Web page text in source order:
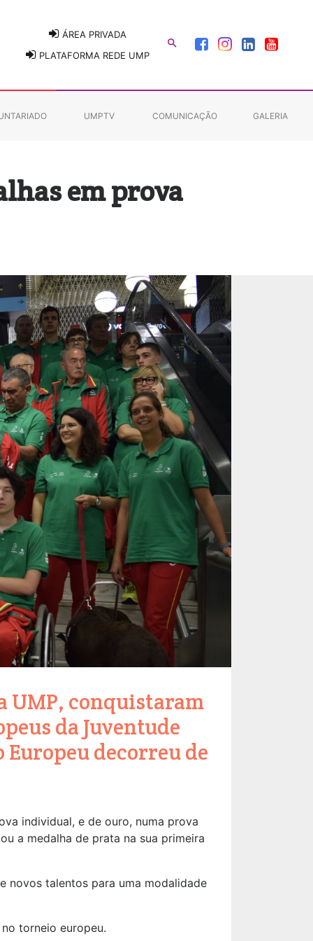
ÁREA PRIVADA
PLATAFORMA REDE UMP

UMPTV COMUNICAÇÃO GALERIA
em prova
UMP, conquistaram
da Juventude
decorreu de
individual, e de ouro, numa prova
a medalha de prata na sua primeira
novos talentos para uma modalidade
torneio europeu.